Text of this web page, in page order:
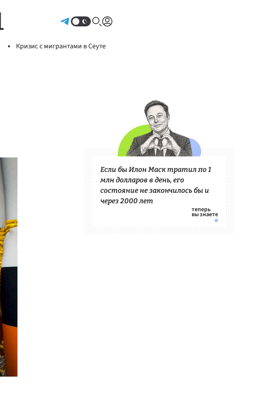
Кризис с мигрантами в Сеуте
Если бы Илон Маск тратил по 1
млн долларов в день, его
состояние не закончилось бы и
через 2000 лет